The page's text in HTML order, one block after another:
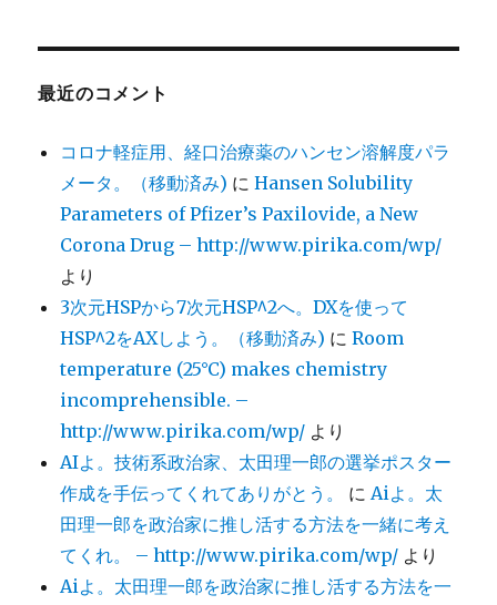
最近のコメント
コロナ軽症用、経口治療薬のハンセン溶解度パラ
メータ。（移動済み) にHansen Solubility
Parameters of Pfizer’s Paxilovide, a New
Corona Drug – http://www.pirika.com/wp/
より
3次元HSPから7次元HSP^2へ。DXを使って
HSP^2をAXしよう。（移動済み) にRoom
temperature (25°C) makes chemistry
incomprehensible. –
http://www.pirika.com/wp/ より
AIよ。技術系政治家、太田理一郎の選挙ポスター
作成を手伝ってくれてありがとう。
にAiよ。太
田理一郎を政治家に推し活する方法を一緒に考え
てくれ。 – http://www.pirika.com/wp/ より
Aiよ。太田理一郎を政治家に推し活する方法を一